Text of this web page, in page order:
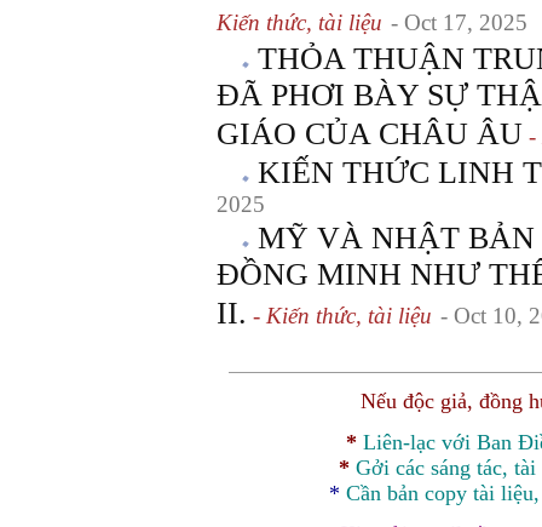
Kiến thức, tài liệu - Oct 17, 2025
THỎA THUẬN
ĐÃ PHƠI BÀY SỰ
GIÁO CỦA CHÂU ÂU -
KIẾN THỨC LINH
2025
MỸ VÀ NHẬT
ĐỒNG MINH NHƯ
II. - Kiến thức, tài liệu - Oct 10,
Nếu độc giả, đồng
* Liên-lạc với Ban
* Gởi các sáng tác,
* Cần bản copy tài